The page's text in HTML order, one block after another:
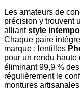
Les amateurs de
précision y trouvent
alliantstyle
Chaque paire
marque : lentilles
pour un rendu
éliminant 99,9 %
régulièrement le
montures